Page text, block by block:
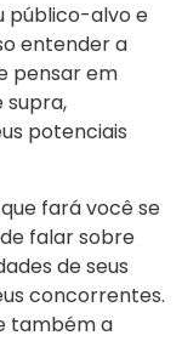
público-alvo e
entender a
pensar em
supra,
potenciais
fará você se
falar sobre
de seus
concorrentes.
também a